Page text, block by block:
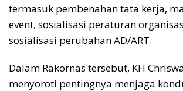
termasuk pembenahan tata kerja,
event, sosialisasi peraturan
sosialisasi perubahan AD/ART.
Dalam Rakornas tersebut, KH
menyoroti pentingnya menjaga